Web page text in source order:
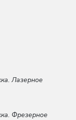
Лазерное
Фрезерное